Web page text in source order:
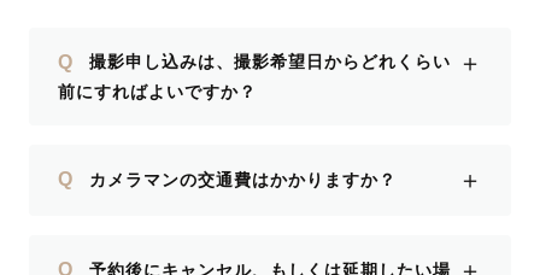
Q
撮影申し込みは、撮影希望日からどれくらい
前にすればよいですか？
＋
Q カメラマンの交通費はかかりますか？ ＋
Q
予約後にキャンセル、もしくは延期したい場